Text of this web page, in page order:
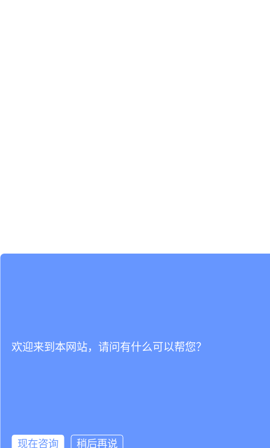
欢迎来到本网站，请问有什么可以帮您？
现在咨询 稍后再说